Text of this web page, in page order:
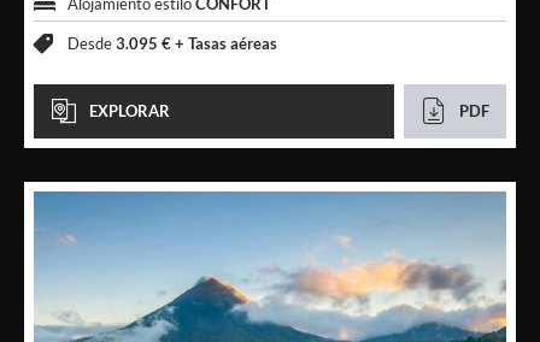
Desde3.095 € + Tasas aéreas
EXPLORAR PDF